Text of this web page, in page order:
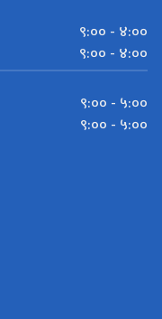
९:०० - ४:००
९:०० - ४:००
९:०० - ५:००
९:०० - ५:००